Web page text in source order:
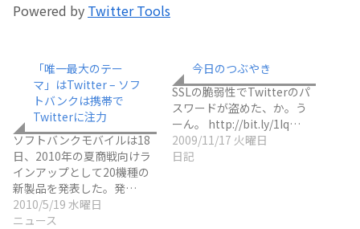
Powered by Twitter Tools
「唯一最大のテー
マ」はTwitter – ソフ
トバンクは携帯で
Twitterに注力
ソフトバンクモバイルは18
日、2010年の夏商戦向けラ
インアップとして20機種の
新製品を発表した。発…
2010/5/19 水曜日
ニュース
今日のつぶやき
SSLの脆弱性でTwitterのパ
スワードが盗めた、か。う
ーん。 http://bit.ly/1Iq…
2009/11/17 火曜日
日記